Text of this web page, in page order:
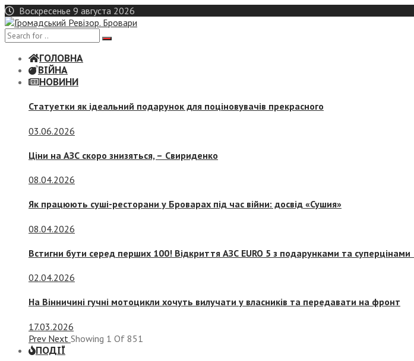
Skip
to
content
Воскресенье 9 августа 2026
ГОЛОВНА
ВІЙНА
НОВИНИ
Статуетки як ідеальний подарунок для поціновувачів прекрасного
03.06.2026
Ціни на АЗС скоро знизяться, – Свириденко
08.04.2026
Як працюють суші-ресторани у Броварах під час війни: досвід «Сушия»
08.04.2026
Встигни бути серед перших 100! Відкриття АЗС EURO 5 з подарунками та суперцінами
02.04.2026
На Вінничині гучні мотоцикли хочуть вилучати у власників та передавати на фронт
17.03.2026
Prev Next Showing 1 Of 851
ПОДІЇ